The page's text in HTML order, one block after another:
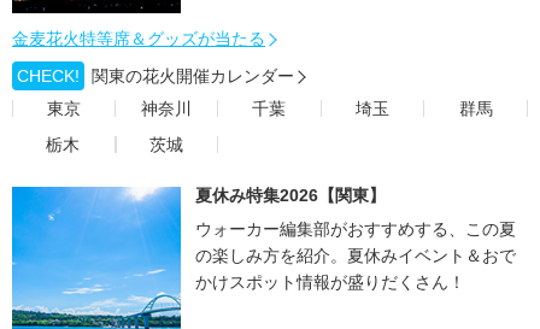
金麦花火特等席＆グッズが当たる
CHECK!
関東の花火開催カレンダー
東京
神奈川 千葉 埼玉
群馬
栃木
茨城
夏休み特集2026【関東】
ウォーカー編集部がおすすめする、この夏
の楽しみ方を紹介。夏休みイベント＆おで
かけスポット情報が盛りだくさん！